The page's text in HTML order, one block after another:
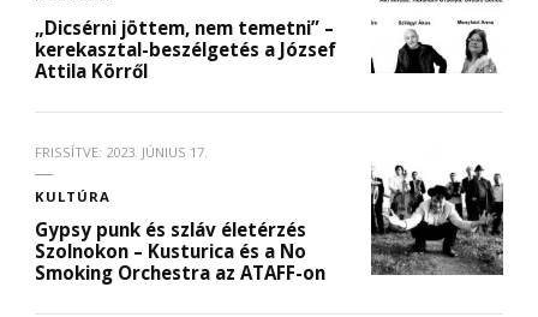
„Dicsérni jöttem, nem temetni” –
kerekasztal-beszélgetés a József
Attila Körről
FRISSÍTVE: 2023. JÚNIUS 17.
KULTÚRA
Gypsy punk és szláv életérzés
Szolnokon – Kusturica és a No
Smoking Orchestra az ATAFF-on